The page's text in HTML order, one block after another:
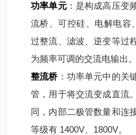
功率单元：是构成高压变
流桥、可控硅、电解电容
过整流、滤波、逆变等过
为频率可调的交流电输出。
整流桥：功率单元中的关
管，用于将交流变成直流
同，内部二极管数量和连
等级有 1400V、1800V。